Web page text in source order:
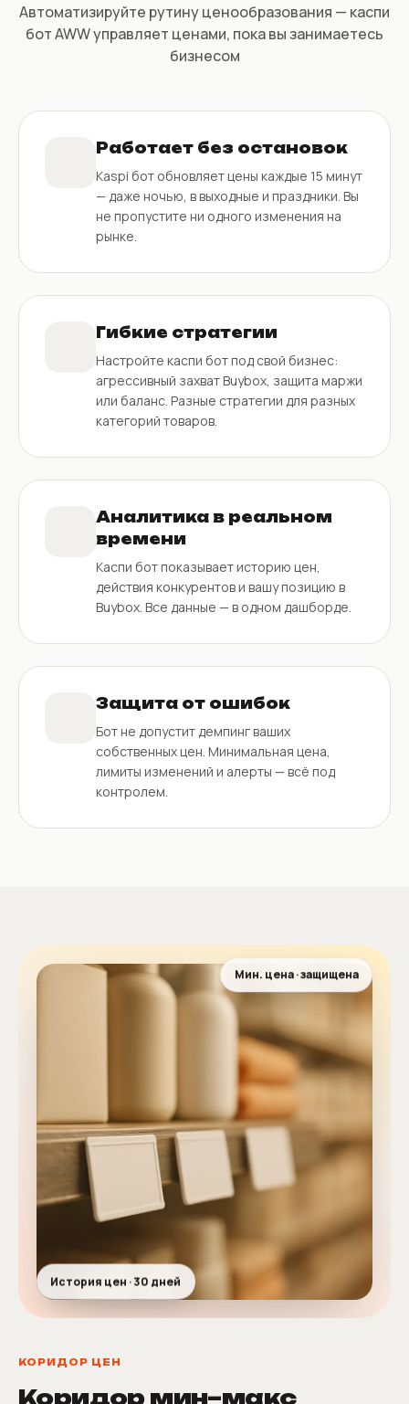
Автоматизируйте рутину ценообразования — каспи
бот AWW управляет ценами, пока вы занимаетесь
бизнесом
Работает без остановок
Kaspi бот обновляет цены каждые 15 минут
— даже ночью, в выходные и праздники. Вы
не пропустите ни одного изменения на
рынке.
Гибкие стратегии
Настройте каспи бот под свой бизнес:
агрессивный захват Buybox, защита маржи
или баланс. Разные стратегии для разных
категорий товаров.
Аналитика в реальном
времени
Каспи бот показывает историю цен,
действия конкурентов и вашу позицию в
Buybox. Все данные — в одном дашборде.
Защита от ошибок
Бот не допустит демпинг ваших
собственных цен. Минимальная цена,
лимиты изменений и алерты — всё под
контролем.
Мин. цена · защищена
История цен · 30 дней
КОРИДОР ЦЕН
Коридор мин–макс